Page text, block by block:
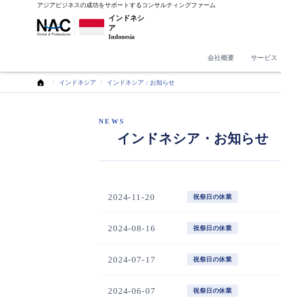
アジアビジネスの成功をサポートするコンサルティングファーム
インドネシ
ア
Indonesia
会社概要 サービス
インドネシア インドネシア：お知らせ
NEWS
インドネシア・お知らせ
2024-11-20 祝祭日の休業
2024-08-16 祝祭日の休業
2024-07-17 祝祭日の休業
2024-06-07 祝祭日の休業